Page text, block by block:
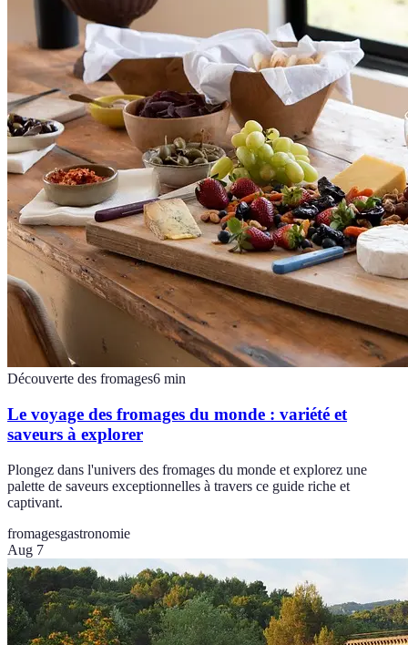
Découverte des fromages6 min
Le voyage des fromages du monde : variété et
saveurs à explorer
Plongez dans l'univers des fromages du monde et explorez une
palette de saveurs exceptionnelles à travers ce guide riche et
captivant.
fromagesgastronomie
Aug 7